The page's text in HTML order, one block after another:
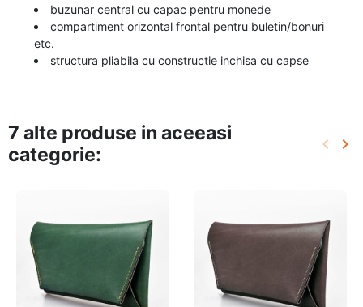
buzunar central cu capac pentru monede
compartiment orizontal frontal pentru buletin/bonuri
etc.
structura pliabila cu constructie inchisa cu capse
7 alte produse in aceeasi
categorie:
Inapoi
keyboard_arrow_left keyboard_arrow_right